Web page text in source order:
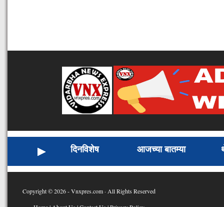
दिनविशेष आजच्या बातम्या
Copyright © 2026 - Vnxpres.com · All Rights Reserved